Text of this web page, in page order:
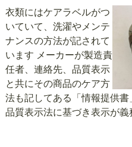
衣類にはケアラベルがつ
いていて、洗濯やメンテ
ナンスの方法が記されて
います メーカーが製造責
任者、連絡先、品質表示
と共にその商品のケア方
法も記してある「情報提供
品質表示法に基づき表示が